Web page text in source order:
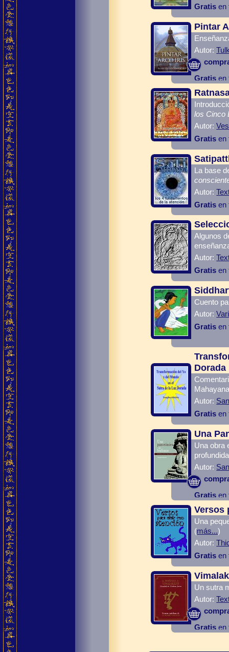
Gratis en
Pintar
Autor:
Gratis en
los Cinco
Autor:
Gratis en
La base
Autor:
Gratis en
Algunos
Autor:
Gratis en
Cuento
Autor:
Gratis en
Dorada
Autor:
Gratis en
Una
Una obra
Autor:
Gratis en
Versos
Una
(más...)
Autor:
Gratis en
Un sutra
Autor:
Gratis en